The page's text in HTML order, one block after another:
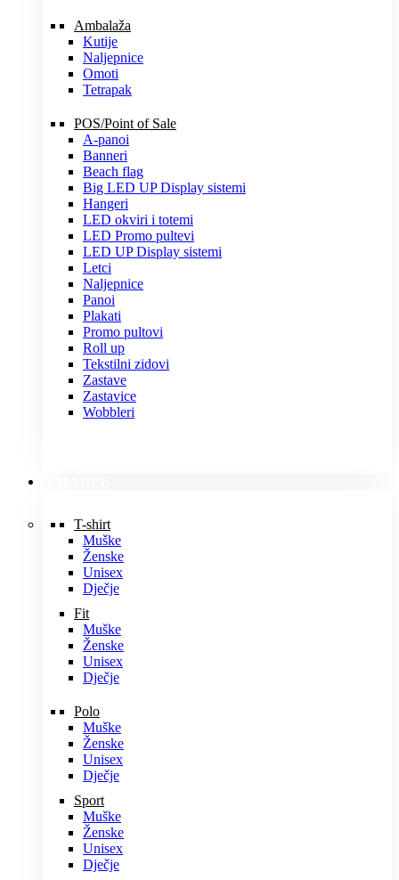
Ambalaža
Kutije
Naljepnice
Omoti
Tetrapak
POS/Point of Sale
A-panoi
Banneri
Beach flag
Big LED UP Display sistemi
Hangeri
LED okviri i totemi
LED Promo pultevi
LED UP Display sistemi
Letci
Naljepnice
Panoi
Plakati
Promo pultovi
Roll up
Tekstilni zidovi
Zastave
Zastavice
Wobbleri
T-shirt
Muške
Ženske
Unisex
Dječje
Fit
Muške
Ženske
Unisex
Dječje
Polo
Muške
Ženske
Unisex
Dječje
Sport
Muške
Ženske
Unisex
Dječje